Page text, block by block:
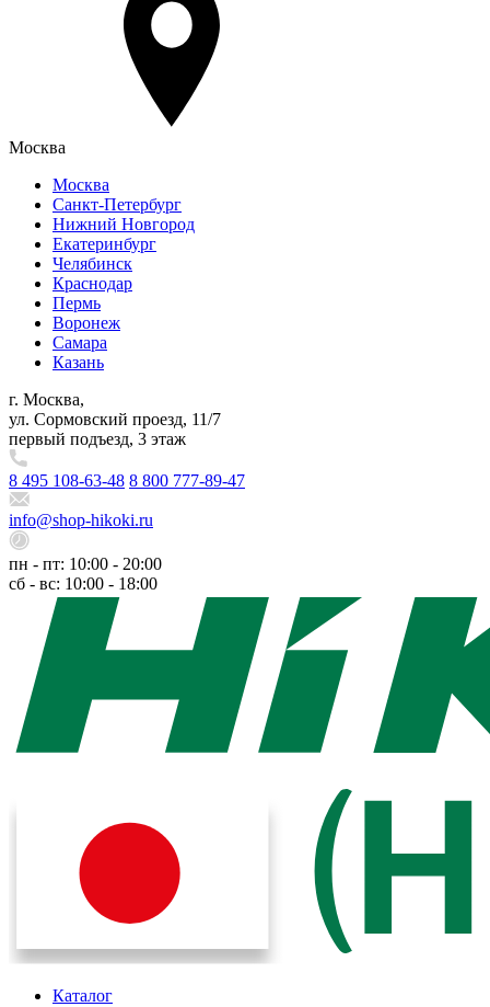
Москва
Москва
Санкт-Петербург
Нижний Новгород
Екатеринбург
Челябинск
Краснодар
Пермь
Воронеж
Самара
Казань
г. Москва,
ул. Сормовский проезд, 11/7
первый подъезд, 3 этаж
8 495 108-63-48 8 800 777-89-47
info@shop-hikoki.ru
пн - пт: 10:00 - 20:00
сб - вс: 10:00 - 18:00
Каталог